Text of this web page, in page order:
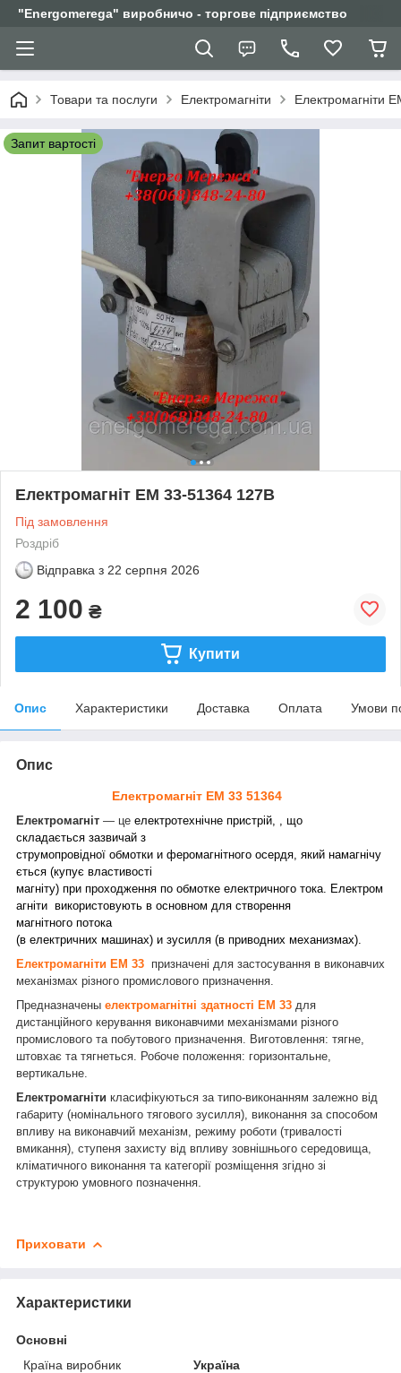
"Еnergomerega" виробничо - торгове підприємство
Товари та послуги Електромагніти Електромагніти
Запит вартості
Електромагніт ЕМ 33-51364 127В
Під замовлення
Роздріб
Відправка з 22 серпня 2026
2 100 ₴
Купити
Опис Характеристики Доставка Оплата Умови
Опис
Електромагніт ЕМ 33 51364
Електромагніт — це електротехнічне пристрій, , що
складається зазвичай з
струмопровідної обмотки и феромагнітного осердя, який намагнічу
ється (купує властивості
магніту) при проходження по обмотке електричного тока. Електром
агніти використовують в основном для створення
магнітного потока
(в електричних машинах) и зусилля (в приводних механизмах).
Електромагніти ЕМ 33 призначені для застосування в виконавчих
механізмах різного промислового призначення.
Предназначены електромагнітні здатності ЕМ 33 для
дистанційного керування виконавчими механізмами різного
промислового та побутового призначення. Виготовлення: тягне,
штовхає та тягнеться. Робоче положення: горизонтальне,
вертикальне.
Електромагніти класифікуються за типо-виконанням залежно від
габариту (номінального тягового зусилля), виконання за способом
впливу на виконавчий механізм, режиму роботи (тривалості
вмикання), ступеня захисту від впливу зовнішнього середовища,
кліматичного виконання та категорії розміщення згідно зі
структурою умовного позначення
Приховати
Характеристики
Основні
Країна виробник
Україна